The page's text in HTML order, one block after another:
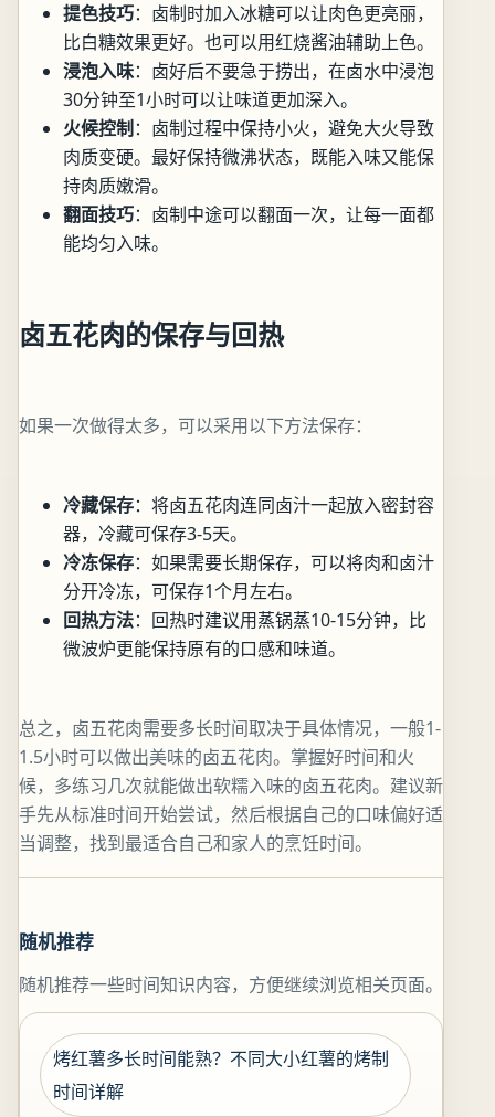
提色技巧：卤制时加入冰糖可以让肉色更亮丽，
比白糖效果更好。也可以用红烧酱油辅助上色。
浸泡入味：卤好后不要急于捞出，在卤水中浸泡
30分钟至1小时可以让味道更加深入。
火候控制 ：卤制过程中保持小火，避免大火导致
肉质变硬。最好保持微沸状态，既能入味又能保
持肉质嫩滑。
翻面技巧：卤制中途可以翻面一次，让每一面都
能均匀入味。
卤五花肉的保存与回热
如果一次做得太多，可以采用以下方法保存：
冷藏保存：将卤五花肉连同卤汁一起放入密封容
器，冷藏可保存3-5天。
冷冻保存：如果需要长期保存，可以将肉和卤汁
分开冷冻，可保存1个月左右。
回热方法：回热时建议用蒸锅蒸10-15分钟，比
微波炉更能保持原有的口感和味道。
总之，卤五花肉需要多长时间取决于具体情况，一般1-
1.5小时可以做出美味的卤五花肉。掌握好时间和火
候，多练习几次就能做出软糯入味的卤五花肉。建议新
手先从标准时间开始尝试，然后根据自己的口味偏好适
当调整，找到最适合自己和家人的烹饪时间。
随机推荐
随机推荐一些时间知识内容，方便继续浏览相关页面。
烤红薯多长时间能熟？不同大小红薯的烤制
时间详解